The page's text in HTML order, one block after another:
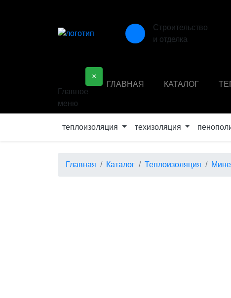
Строительство
и отделка
×
Главное
меню
ГЛАВНАЯ КАТАЛОГ
теплоизоляция техизоляция
Главная Каталог Теплоизоляция